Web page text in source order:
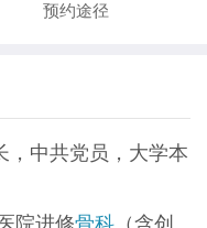
预约途径
，中共党员，大学本
院进修骨科 （含创